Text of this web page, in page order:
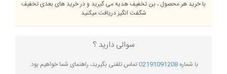
با خرید هر محصول ، بن تخفیف هدیه می گیرید و در خرید های بعدی تخفیف
شگفت انگیز دریافت میکنید
سوالی دارید ؟
با شماره02191091208تماس تلفنی بگیرید، راهنمای شما خواهیم بود.